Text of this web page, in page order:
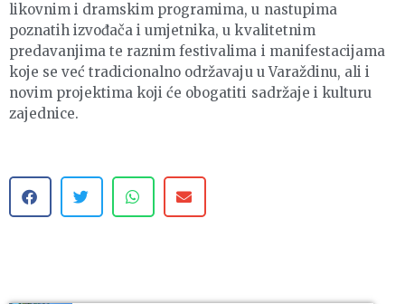
likovnim i dramskim programima, u nastupima
poznatih izvođača i umjetnika, u kvalitetnim
predavanjima te raznim festivalima i manifestacijama
koje se već tradicionalno održavaju u Varaždinu, ali i
novim projektima koji će obogatiti sadržaje i kulturu
zajednice.